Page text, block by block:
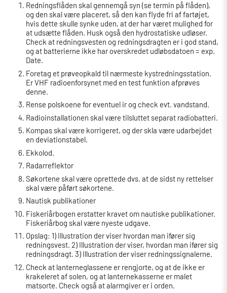
Redningsflåden skal gennemgå syn (se termin på flåden),
og den skal være placeret, så den kan flyde fri af fartøjet,
hvis dette skulle synke uden, at der har været mulighed for
at udsætte flåden. Husk også den hydrostatiske udløser.
Check at redningsvesten og redningsdragten er i god stand,
og at batterierne ikke har overskredet udløbsdatoen = exp.
Date.
Foretag et prøveopkald til nærmeste kystredningsstation.
Er VHF radioenforsynet med en test funktion afprøves
denne.
Rense polskoene for eventuel ir og check evt. vandstand.
Radioinstallationen skal være tilsluttet separat radiobatteri.
Kompas skal være korrigeret, og der skla være udarbejdet
en deviationstabel.
Ekkolod.
Radarreflektor
Søkortene skal være oprettede dvs. at de sidst ny rettelser
skal være påført søkortene.
Nautisk publikationer
Fiskeriårbogen erstatter kravet om nautiske publikationer.
Fiskeriårbog skal være nyeste udgave.
Opslag: 1) Illustration der viser hvordan man ifører sig
redningsvest. 2) Illustration der viser, hvordan man ifører sig
redningsdragt. 3) Illustration der viser redningssignalerne.
Check at lanterneglassene er rengjorte, og at de ikke er
krakeleret af solen, og at lanternekasserne er malet
matsorte. Check også at alarmgiver er i orden.